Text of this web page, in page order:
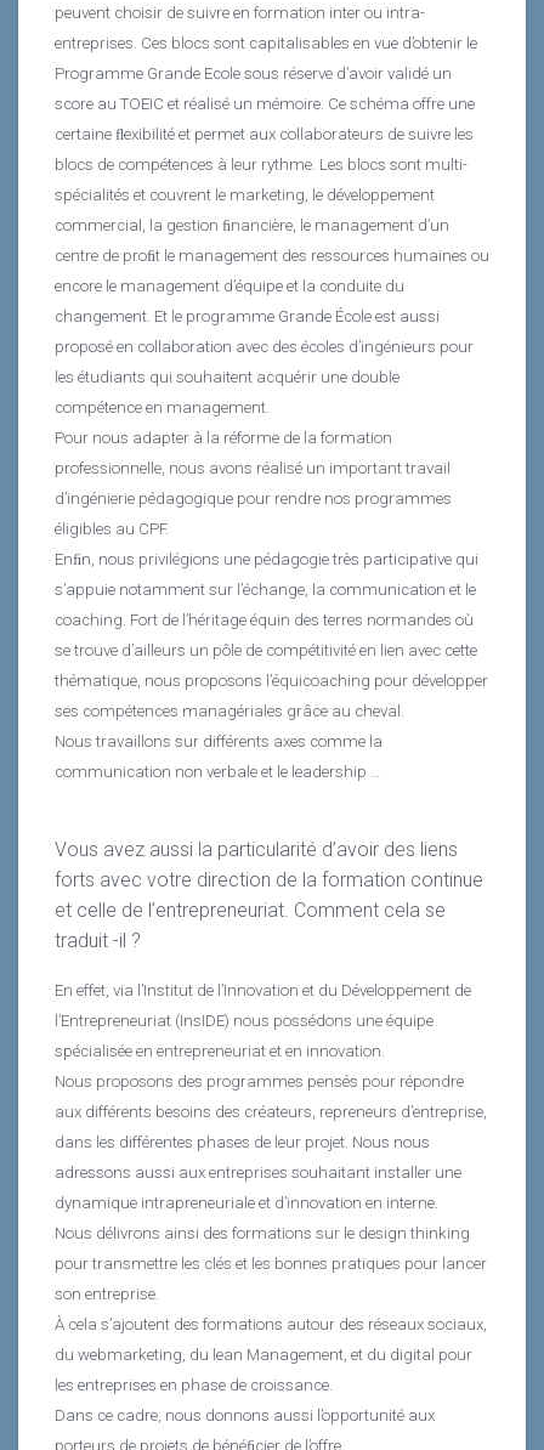
peuvent choisir de suivre en formation inter ou intra-
entreprises. Ces blocs sont capitalisables en vue d’obtenir le
Programme Grande Ecole sous réserve d’avoir validé un
score au TOEIC et réalisé un mémoire. Ce schéma offre une
certaine ﬂexibilité et permet aux collaborateurs de suivre les
blocs de compétences à leur rythme. Les blocs sont multi-
spécialités et couvrent le marketing, le développement
commercial, la gestion ﬁnancière, le management d’un
centre de proﬁt le management des ressources humaines ou
encore le management d’équipe et la conduite du
changement. Et le programme Grande École est aussi
proposé en collaboration avec des écoles d’ingénieurs pour
les étudiants qui souhaitent acquérir une double
compétence en management.
Pour nous adapter à la réforme de la formation
professionnelle, nous avons réalisé un important travail
d’ingénierie pédagogique pour rendre nos programmes
éligibles au CPF.
Enﬁn, nous privilégions une pédagogie très participative qui
s’appuie notamment sur l’échange, la communication et le
coaching. Fort de l’héritage équin des terres normandes où
se trouve d’ailleurs un pôle de compétitivité en lien avec cette
thématique, nous proposons l’équicoaching pour développer
ses compétences managériales grâce au cheval.
Nous travaillons sur différents axes comme la
communication non verbale et le leadership …
Vous avez aussi la particularité d’avoir des liens
forts avec votre direction de la formation continue
et celle de l’entrepreneuriat. Comment cela se
traduit -il ?
En effet, via l’Institut de l’Innovation et du Développement de
l’Entrepreneuriat (InsIDE) nous possédons une équipe
spécialisée en entrepreneuriat et en innovation.
Nous proposons des programmes pensés pour répondre
aux différents besoins des créateurs, repreneurs d’entreprise,
dans les différentes phases de leur projet. Nous nous
adressons aussi aux entreprises souhaitant installer une
dynamique intrapreneuriale et d’innovation en interne.
Nous délivrons ainsi des formations sur le design thinking
pour transmettre les clés et les bonnes pratiques pour lancer
son entreprise.
À cela s’ajoutent des formations autour des réseaux sociaux,
du webmarketing, du lean Management, et du digital pour
les entreprises en phase de croissance.
Dans ce cadre, nous donnons aussi l’opportunité aux
porteurs de projets de bénéﬁcier de l’offre